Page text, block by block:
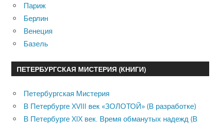
Париж
Берлин
Венеция
Базель
ПЕТЕРБУРГСКАЯ МИСТЕРИЯ (КНИГИ)
Петербургская Мистерия
В Петербурге XVIII век «ЗОЛОТОЙ» (В разработке)
В Петербурге XIX век. Время обманутых надежд (В